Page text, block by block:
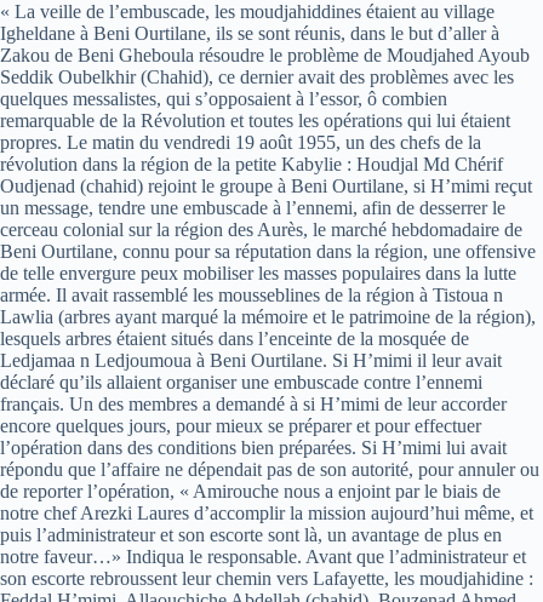
« La veille de l’embuscade, les moudjahiddines étaient au village
Igheldane à Beni Ourtilane, ils se sont réunis, dans le but d’aller à
Zakou de Beni Gheboula résoudre le problème de Moudjahed Ayoub
Seddik Oubelkhir (Chahid), ce dernier avait des problèmes avec les
quelques messalistes, qui s’opposaient à l’essor, ô combien
remarquable de la Révolution et toutes les opérations qui lui étaient
propres. Le matin du vendredi 19 août 1955, un des chefs de la
révolution dans la région de la petite Kabylie : Houdjal Md Chérif
Oudjenad (chahid) rejoint le groupe à Beni Ourtilane, si H’mimi reçut
un message, tendre une embuscade à l’ennemi, afin de desserrer le
cerceau colonial sur la région des Aurès, le marché hebdomadaire de
Beni Ourtilane, connu pour sa réputation dans la région, une offensive
de telle envergure peux mobiliser les masses populaires dans la lutte
armée. Il avait rassemblé les mousseblines de la région à Tistoua n
Lawlia (arbres ayant marqué la mémoire et le patrimoine de la région),
lesquels arbres étaient situés dans l’enceinte de la mosquée de
Ledjamaa n Ledjoumoua à Beni Ourtilane. Si H’mimi il leur avait
déclaré qu’ils allaient organiser une embuscade contre l’ennemi
français. Un des membres a demandé à si H’mimi de leur accorder
encore quelques jours, pour mieux se préparer et pour effectuer
l’opération dans des conditions bien préparées. Si H’mimi lui avait
répondu que l’affaire ne dépendait pas de son autorité, pour annuler ou
de reporter l’opération, « Amirouche nous a enjoint par le biais de
notre chef Arezki Laures d’accomplir la mission aujourd’hui même, et
puis l’administrateur et son escorte sont là, un avantage de plus en
notre faveur…» Indiqua le responsable. Avant que l’administrateur et
son escorte rebroussent leur chemin vers Lafayette, les moudjahidine :